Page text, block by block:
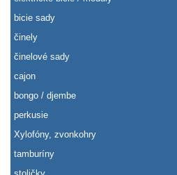
bicie sady
činely
činelové sady
cajon
bongo / djembe
perkusie
Xylofóny, zvonkohry
tamburíny